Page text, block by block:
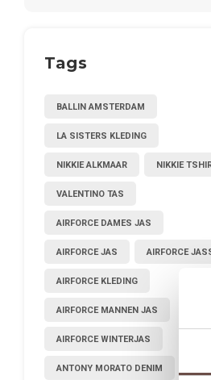
Tags
BALLIN AMSTERDAM
LA SISTERS KLEDING
NIKKIE ALKMAAR NIKKIE
VALENTINO TAS
AIRFORCE DAMES JAS
AIRFORCE JAS AIRFORCE
AIRFORCE KLEDING
AIRFORCE MANNEN JAS
AIRFORCE WINTERJAS
ANTONY MORATO DENIM